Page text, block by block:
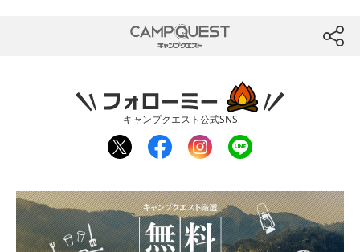
btn
CAMP QUEST
キャンプクエスト公式SNS
twit
ter
fac
ebo
inst
agr
line